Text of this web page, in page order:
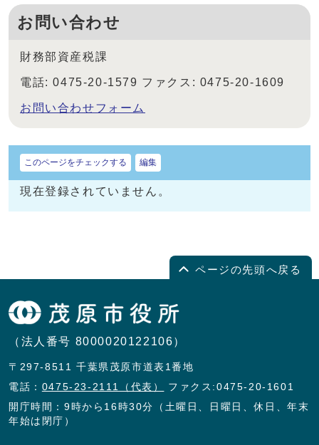
お問い合わせ
財務部資産税課
電話: 0475-20-1579 ファクス: 0475-20-1609
お問い合わせフォーム
このページをチェックする 編集
現在登録されていません。
ページの先頭へ戻る
（法人番号 8000020122106）
〒297-8511 千葉県茂原市道表1番地
電話： 0475-23-2111（代表）
ファクス:0475-20-1601
開庁時間：9時から16時30分（土曜日、日曜日、休日、年末
年始は閉庁）